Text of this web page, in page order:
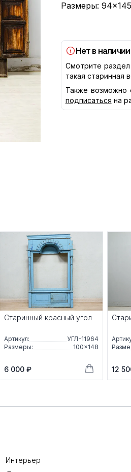
Размеры:
Нет в наличии
Смотрите
такая старинная
Также возможно
подписаться на
Старинный красный угол
Артикул:
УГЛ-11964
Размеры:
100×148
6 000 ₽ 12
Интерьер